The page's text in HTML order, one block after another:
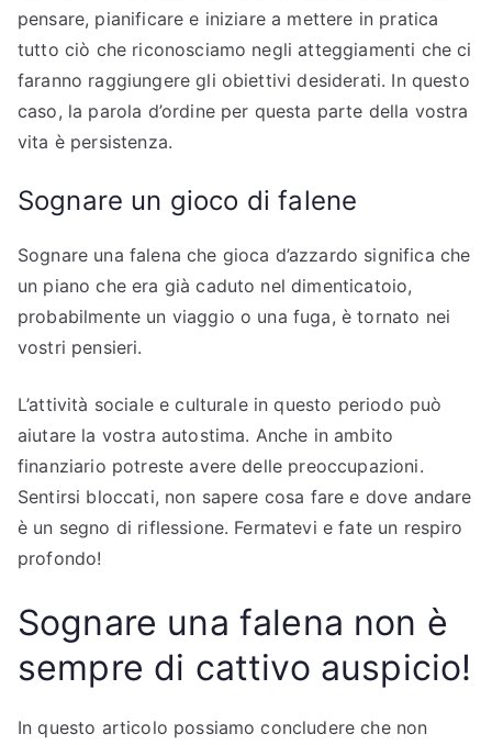
pensare, pianificare e iniziare a mettere in pratica
tutto ciò che riconosciamo negli atteggiamenti che ci
faranno raggiungere gli obiettivi desiderati. In questo
caso, la parola d’ordine per questa parte della vostra
vita è persistenza.
Sognare un gioco di falene
Sognare una falena che gioca d’azzardo significa che
un piano che era già caduto nel dimenticatoio,
probabilmente un viaggio o una fuga, è tornato nei
vostri pensieri.
L’attività sociale e culturale in questo periodo può
aiutare la vostra autostima. Anche in ambito
finanziario potreste avere delle preoccupazioni.
Sentirsi bloccati, non sapere cosa fare e dove andare
è un segno di riflessione. Fermatevi e fate un respiro
profondo!
Sognare una falena non è
sempre di cattivo auspicio!
In questo articolo possiamo concludere che non